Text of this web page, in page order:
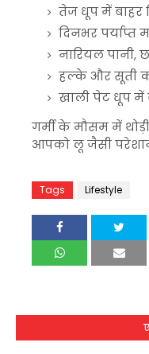
तेज धूप में
दिनभर पर्याप्त
नारियल पानी,
हल्के और सूती
खाली पेट धूप में
गर्मी के मौसम में
आपको लू जैसी
Tags Lifestyle